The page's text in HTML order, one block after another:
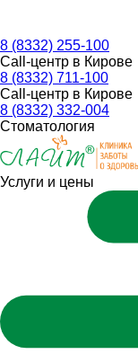
8 (8332) 255-100
Call-центр в Кирове
8 (8332) 711-100
Call-центр в Кирове
8 (8332) 332-004
Стоматология
Услуги и цены